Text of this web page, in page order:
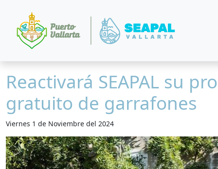
Reactivará SEAPAL su
gratuito de garrafones
Viernes 1 de Noviembre del 2024